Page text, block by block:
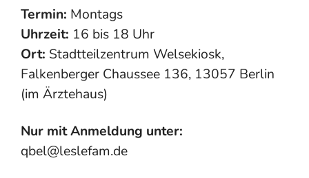
Termin: Montags
Uhrzeit: 16 bis 18 Uhr
Ort: Stadtteilzentrum Welsekiosk,
Falkenberger Chaussee 136, 13057 Berlin
(im Ärztehaus)
Nur mit Anmeldung unter:
qbel@leslefam.de